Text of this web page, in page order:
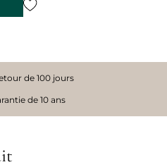
de 100 jours
de 10 ans